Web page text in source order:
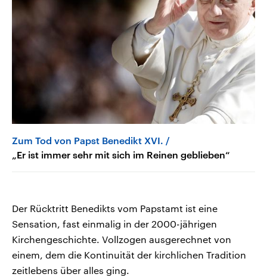
Zum Tod von Papst Benedikt XVI.
„Er ist immer sehr mit sich im Reinen geblieben“
Der Rücktritt Benedikts vom Papstamt ist eine
Sensation, fast einmalig in der 2000-jährigen
Kirchengeschichte. Vollzogen ausgerechnet von
einem, dem die Kontinuität der kirchlichen Tradition
zeitlebens über alles ging.